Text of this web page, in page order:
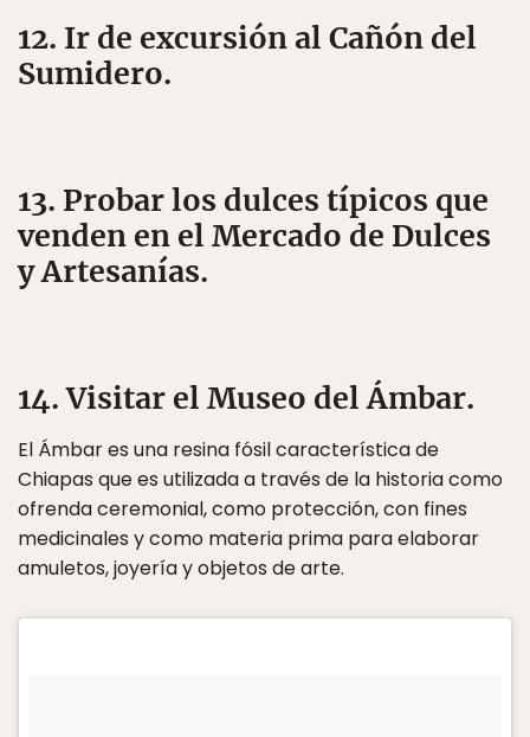
12. Ir de excursión al Cañón del
Sumidero.
13. Probar los dulces típicos que
venden en el Mercado de Dulces
y Artesanías.
14. Visitar el Museo del Ámbar.
El Ámbar es una resina fósil característica de
Chiapas que es utilizada a través de la historia como
ofrenda ceremonial, como protección, con fines
medicinales y como materia prima para elaborar
amuletos, joyería y objetos de arte.